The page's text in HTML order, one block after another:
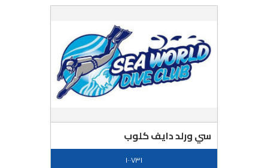
سي ورلد دايف كلوب
١٠٠٧٣١